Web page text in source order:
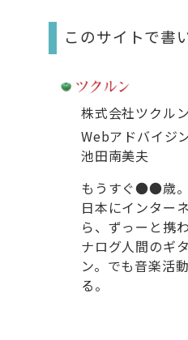
このサイトで書
株式会社ツクルン
Webアドバイジ
池田南美夫
もうすぐ●●歳。
日本にインター
ら、ずっーと携
ナログ人間のギ
ン。でも音楽活
る。